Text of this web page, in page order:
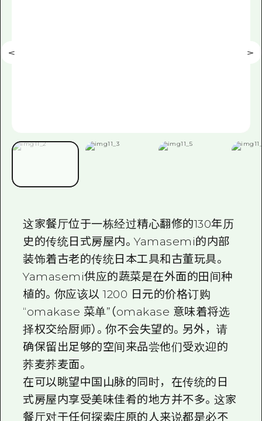
这家餐厅位于一栋经过精心翻修的130年历
史的传统日式房屋内。Yamasemi的内部
装饰着古老的传统日本工具和古董玩具。
Yamasemi供应的蔬菜是在外面的田间种
植的。你应该以 1200 日元的价格订购
“omakase 菜单”（omakase 意味着将选
择权交给厨师）。你不会失望的。另外，请
确保留出足够的空间来品尝他们受欢迎的
荞麦荞麦面。
在可以眺望中国山脉的同时，在传统的日
式房屋内享受美味佳肴的地方并不多。这家
餐厅对于任何探索庄原的人来说都是必不